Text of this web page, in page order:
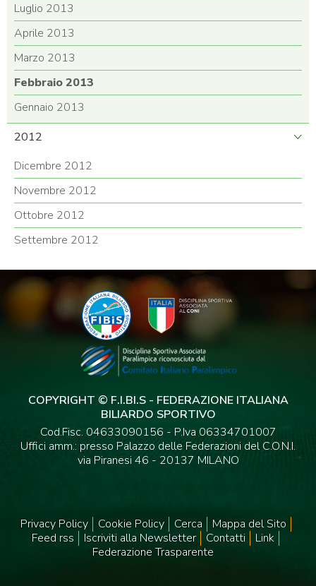
Luglio 2013
Aprile 2013
Marzo 2013
Febbraio 2013
Gennaio 2013
2012
Dicembre 2012
Novembre 2012
Ottobre 2012
Settembre 2012
COPYRIGHT © F.I.BI.S - FEDERAZIONE ITALIANA
BILIARDO SPORTIVO
Cod.Fisc. 04633090156 - P.Iva 06334701007
Uffici amm.: presso Palazzo delle Federazioni del C.O.N.I.
via Piranesi 46 - 20137 MILANO
Privacy Policy Cookie Policy Cerca
Mappa del Sito
Feed rss
Iscriviti alla Newsletter Contatti
Link
Federazione Trasparente